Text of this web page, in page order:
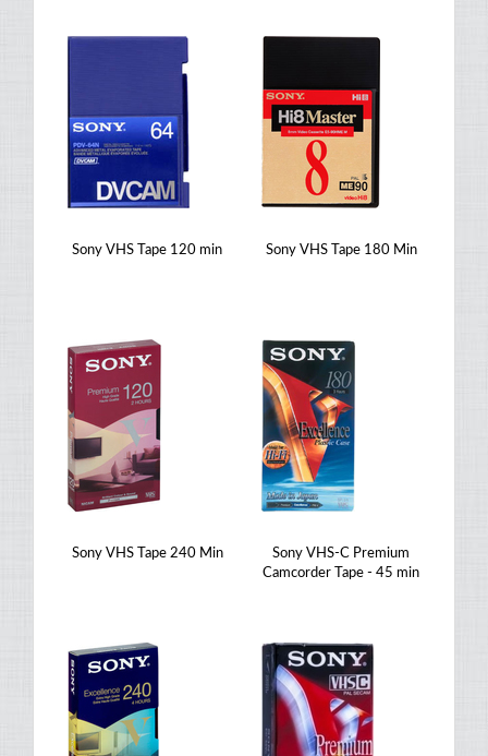
Sony VHS Tape 120 min Sony VHS Tape 180 Min
Sony VHS Tape 240 Min
Sony VHS-C Premium
Camcorder Tape - 45 min